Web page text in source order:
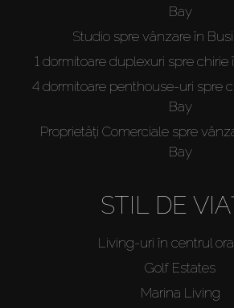
Bay
Studio spre vânzare în
1 dormitoare duplexuri spre chirie
4 dormitoare penthouse-uri spre
Bay
Proprietăți Comerciale spre
Bay
STIL DE
Living-uri în centrul
Golf Estates
Marina Living